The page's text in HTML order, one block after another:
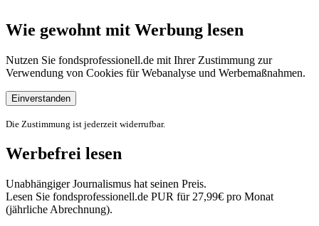
Wie gewohnt mit Werbung lesen
Nutzen Sie fondsprofessionell.de mit Ihrer Zustimmung zur
Verwendung von Cookies für Webanalyse und Werbemaßnahmen.
Einverstanden
Die Zustimmung ist jederzeit widerrufbar.
Werbefrei lesen
Unabhängiger Journalismus hat seinen Preis.
Lesen Sie fondsprofessionell.de PUR für 27,99€ pro Monat
(jährliche Abrechnung).